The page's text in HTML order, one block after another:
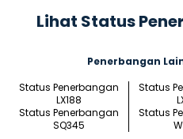
Lihat Status
Penerbangan
Status Penerbangan
LX188
Status
Status Penerbangan
SQ345
Status